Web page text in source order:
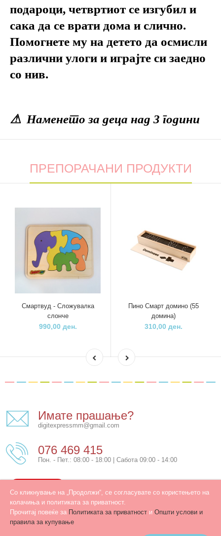
Со кликнување на „Продолжи“, се согласувате со користењето на
колачиња и политиката за приватност.
Прочитај повеќе за Политиката за приватност и Општи услови и
правила за купување
подароци, четвртиот се изгубил и
сака да се врати дома и слично.
Помогнете му на детето да осмисли
различни улоги и играјте си заедно
со нив.
⚠ Наменето за деца над 3 години
ПРЕПОРАЧАНИ ПРОДУКТИ
Смартвуд - Сложувалка
слонче
990,00 ден.
Пино Смарт домино (55
домина)
310,00 ден.
Имате прашање?
digitexpressmm@gmail.com
076 469 415
Пон. - Пет.: 08:00 - 18:00 | Сабота 09:00 - 14:00